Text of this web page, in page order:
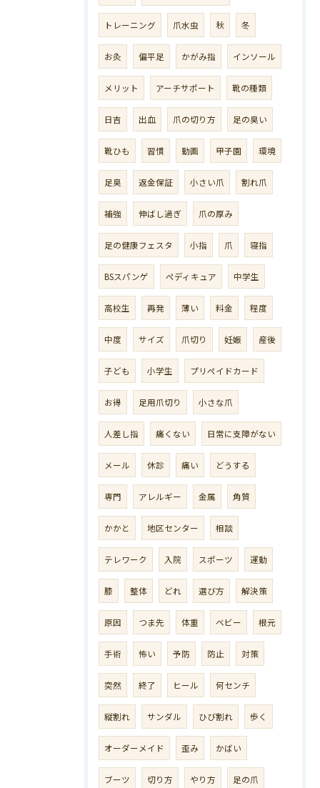
トレーニング 爪水虫 秋 冬
お灸 偏平足 かがみ指 インソール
メリット アーチサポート 靴の種類
日吉 出血 爪の切り方 足の臭い
靴ひも 習慣 動画 甲子園 環境
足臭 返金保証 小さい爪 割れ爪
補強 伸ばし過ぎ 爪の厚み
足の健康フェスタ 小指 爪 寝指
BSスパンゲ ペディキュア 中学生
高校生 再発 薄い 料金 程度
中度 サイズ 爪切り 妊娠 産後
子ども 小学生 プリペイドカード
お得 足用爪切り 小さな爪
人差し指 痛くない 日常に支障がない
メール 休診 痛い どうする
専門 アレルギー 金属 角質
かかと 地区センター 相談
テレワーク 入院 スポーツ 運動
膝 整体 どれ 選び方 解決策
原因 つま先 体重 ベビー 根元
手術 怖い 予防 防止 対策
突然 終了 ヒール 何センチ
縦割れ サンダル ひび割れ 歩く
オーダーメイド 歪み かばい
ブーツ 切り方 やり方 足の爪